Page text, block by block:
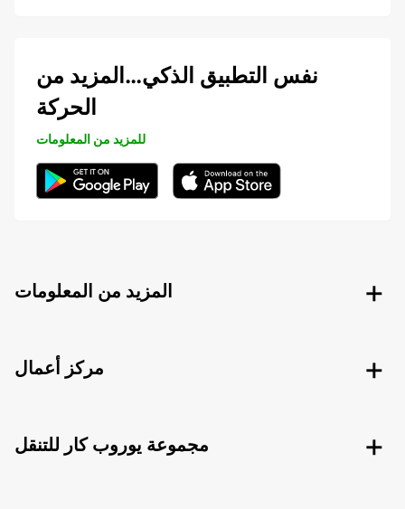
نفس التطبيق الذكي…المزيد من
الحركة
للمزيد من المعلومات
المزيد من المعلومات
مركز أعمال
مجموعة يوروب كار للتنقل